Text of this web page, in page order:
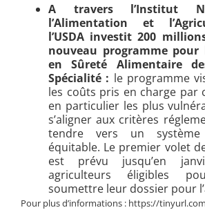
A travers l’Institut
l’Alimentation et
l’USDA investit 200
nouveau programme
en Sûreté Alimentaire
Spécialité : le programme
les coûts pris en charge par
en particulier les plus
s’aligner aux critères
tendre vers un
équitable. Le premier volet
est prévu jusqu’en
agriculteurs éligibles
soumettre leur dossier pour
Pour plus d’informations : https://